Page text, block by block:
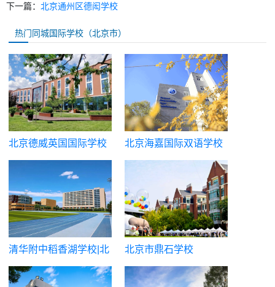
下一篇： 北京通州区德闳学校
热门同城国际学校（北京市）
北京德威英国国际学校 北京海嘉国际双语学校
清华附中稻香湖学校|北
京市海淀区稻香湖学校
北京市鼎石学校